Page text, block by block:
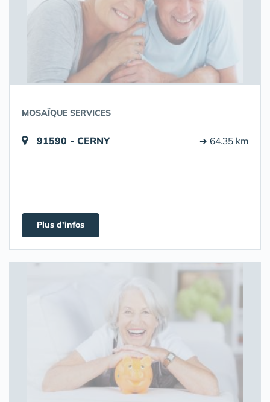
MOSAÏQUE SERVICES
91590 - CERNY ➔ 64.35 km
Plus d'infos